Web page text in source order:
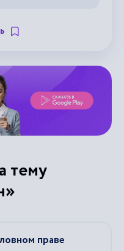
тему
праве